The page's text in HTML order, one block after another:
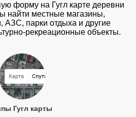
форму на Гугл карте деревни
найти местные магазины,
АЗС, парки отдыха и другие
рекреационные объекты.
Гугл карты